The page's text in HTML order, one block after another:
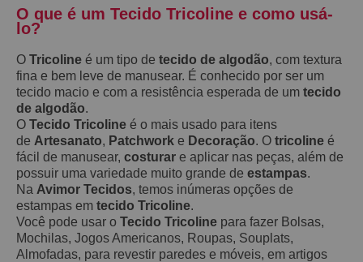
O que é um Tecido Tricoline e como usá-
lo?
O Tricoline é um tipo de tecido de algodão, com textura
fina e bem leve de manusear. É conhecido por ser um
tecido macio e com a resistência esperada de um tecido
de algodão.
O Tecido Tricoline é o mais usado para itens
de Artesanato, Patchwork e Decoração. O tricoline é
fácil de manusear, costurar e aplicar nas peças, além de
possuir uma variedade muito grande de estampas.
Na Avimor Tecidos, temos inúmeras opções de
estampas em tecido Tricoline.
Você pode usar o Tecido Tricoline para fazer Bolsas,
Mochilas, Jogos Americanos, Roupas, Souplats,
Almofadas, para revestir paredes e móveis, em artigos